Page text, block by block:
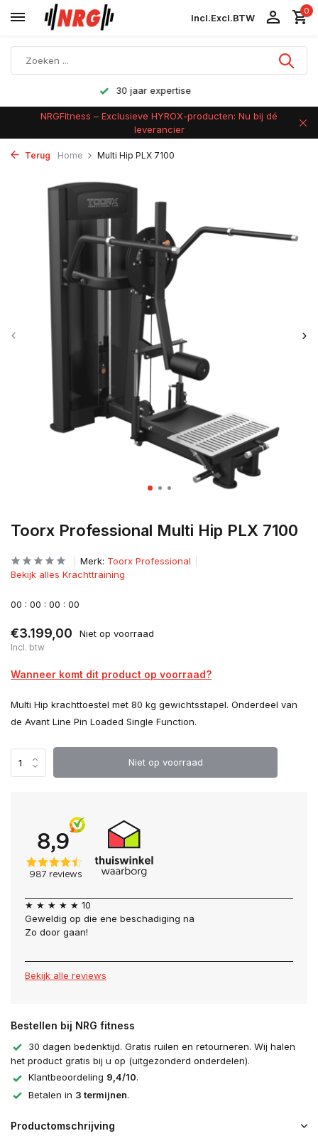
Incl.Excl.BTW
0
Achteraf betalen
NRGFitness – Exclusieve HYROX-producten: Nu bij dé
leverancier
Terug Home Multi Hip PLX 7100
Toorx Professional Multi Hip PLX 7100
Merk: Toorx Professional
Bekijk alles Krachttraining
00 : 00 : 00 : 00
€3.199,00 Niet op voorraad
Incl. btw
Wanneer komt dit product op voorraad?
Multi Hip krachttoestel met 80 kg gewichtsstapel. Onderdeel van
de Avant Line Pin Loaded Single Function.
Niet op voorraad
★ ★ ★ ★ ★ 10
Geweldig op die ene beschadiging na
Zo door gaan!
Bekijk alle reviews
Bestellen bij NRG fitness
30 dagen bedenktijd. Gratis ruilen en retourneren. Wij halen
het product gratis bij u op (uitgezonderd onderdelen).
Klantbeoordeling 9,4/10.
Betalen in 3 termijnen.
Productomschrijving